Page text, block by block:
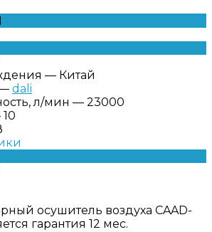
— Китай
dali
л/мин — 23000
10
осушитель воздуха CAAD-
гарантия 12 мес.